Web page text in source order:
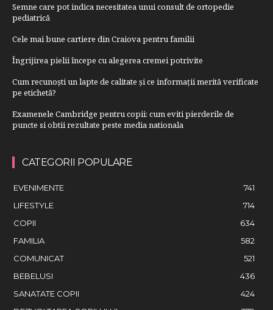
Semne care pot indica necesitatea unui consult de ortopedie
pediatrică
Cele mai bune cartiere din Craiova pentru familii
Îngrijirea pielii începe cu alegerea cremei potrivite
Cum recunoști un lapte de calitate și ce informații merită verificate
pe etichetă?
Examenele Cambridge pentru copii: cum eviti pierderile de
puncte si obtii rezultate peste media nationala
CATEGORII POPULARE
EVENIMENTE
741
LIFESTYLE
714
COPII
634
FAMILIA
582
COMUNICAT
521
BEBELUSI
436
SANATATE COPII
424